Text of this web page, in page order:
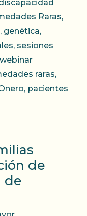
Raras,
, genética,
, sesiones
webinar
raras,
, pacientes
de
de